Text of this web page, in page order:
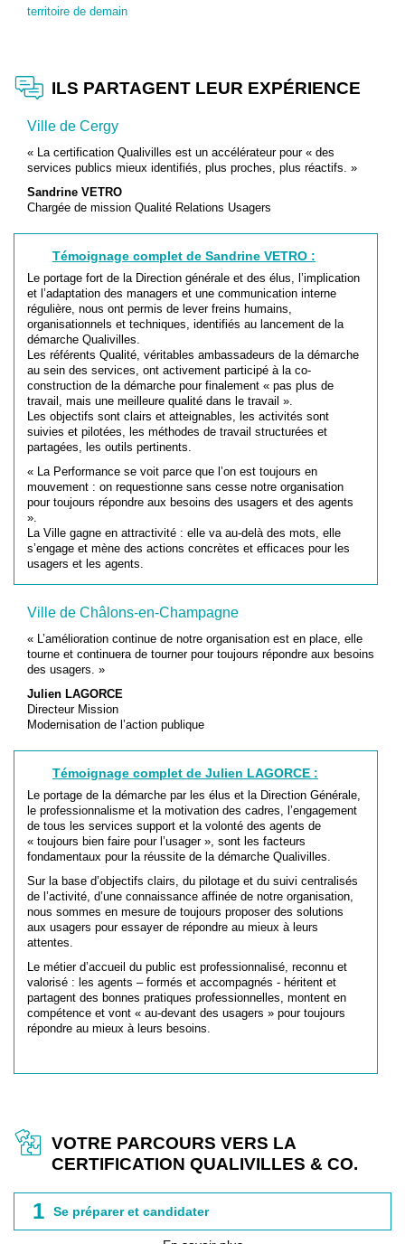
territoire de demain
ILS PARTAGENT LEUR EXPÉRIENCE
Ville de Cergy
« La certification Qualivilles est un accélérateur pour « des
services publics mieux identifiés, plus proches, plus réactifs. »
Sandrine VETRO
Chargée de mission Qualité Relations Usagers
Témoignage complet de Sandrine VETRO :
Le portage fort de la Direction générale et des élus, l’implication
et l’adaptation des managers et une communication interne
régulière, nous ont permis de lever freins humains,
organisationnels et techniques, identifiés au lancement de la
démarche Qualivilles.
Les référents Qualité, véritables ambassadeurs de la démarche
au sein des services, ont activement participé à la co-
construction de la démarche pour finalement « pas plus de
travail, mais une meilleure qualité dans le travail ».
Les objectifs sont clairs et atteignables, les activités sont
suivies et pilotées, les méthodes de travail structurées et
partagées, les outils pertinents.
« La Performance se voit parce que l’on est toujours en
mouvement : on requestionne sans cesse notre organisation
pour toujours répondre aux besoins des usagers et des agents
».
La Ville gagne en attractivité : elle va au-delà des mots, elle
s’engage et mène des actions concrètes et efficaces pour les
usagers et les agents.
Ville de Châlons-en-Champagne
« L’amélioration continue de notre organisation est en place, elle
tourne et continuera de tourner pour toujours répondre aux besoins
des usagers. »
Julien LAGORCE
Directeur Mission
Modernisation de l’action publique
Témoignage complet de Julien LAGORCE :
Le portage de la démarche par les élus et la Direction Générale,
le professionnalisme et la motivation des cadres, l’engagement
de tous les services support et la volonté des agents de
« toujours bien faire pour l’usager », sont les facteurs
fondamentaux pour la réussite de la démarche Qualivilles.
Sur la base d’objectifs clairs, du pilotage et du suivi centralisés
de l’activité, d’une connaissance affinée de notre organisation,
nous sommes en mesure de toujours proposer des solutions
aux usagers pour essayer de répondre au mieux à leurs
attentes.
Le métier d’accueil du public est professionnalisé, reconnu et
valorisé : les agents – formés et accompagnés - héritent et
partagent des bonnes pratiques professionnelles, montent en
compétence et vont « au-devant des usagers » pour toujours
répondre au mieux à leurs besoins.
VOTRE PARCOURS VERS LA
CERTIFICATION QUALIVILLES & CO.
1 Se préparer et candidater